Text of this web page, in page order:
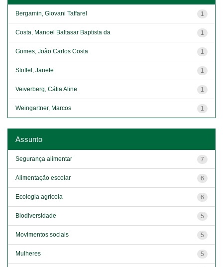
1
Bergamin, Giovani Taffarel
1
Costa, Manoel Baltasar Baptista da
1
Gomes, João Carlos Costa
1
Stoffel, Janete
1
Veiverberg, Cátia Aline
1
Weingartner, Marcos
Assunto
7
Segurança alimentar
6
Alimentação escolar
6
Ecologia agrícola
5
Biodiversidade
5
Movimentos sociais
5
Mulheres